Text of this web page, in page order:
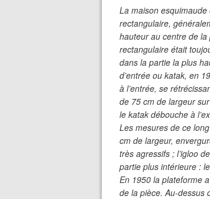
La maison
rectangulaire,
hauteur au centre de
rectangulaire était
dans la partie la plus
d’entrée ou katak, en
à l’entrée, se
de 75 cm de largeur
le katak débouche à
Les mesures de ce
cm de largeur,
très agressifs ; l’igloo
partie plus intérieure :
En 1950 la plateforme
de la pièce. Au-dessus